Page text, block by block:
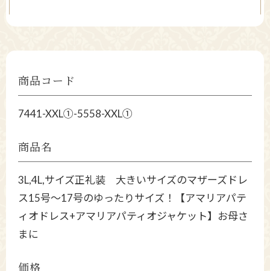
商品コード
7441-XXL①-5558-XXL①
商品名
3L,4L,サイズ正礼装 大きいサイズのマザーズドレ
ス15号～17号のゆったりサイズ！【アマリアパテ
ィオドレス+アマリアパティオジャケット】お母さ
まに
価格